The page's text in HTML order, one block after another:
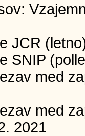
JCR
SNIP
med
med
2021